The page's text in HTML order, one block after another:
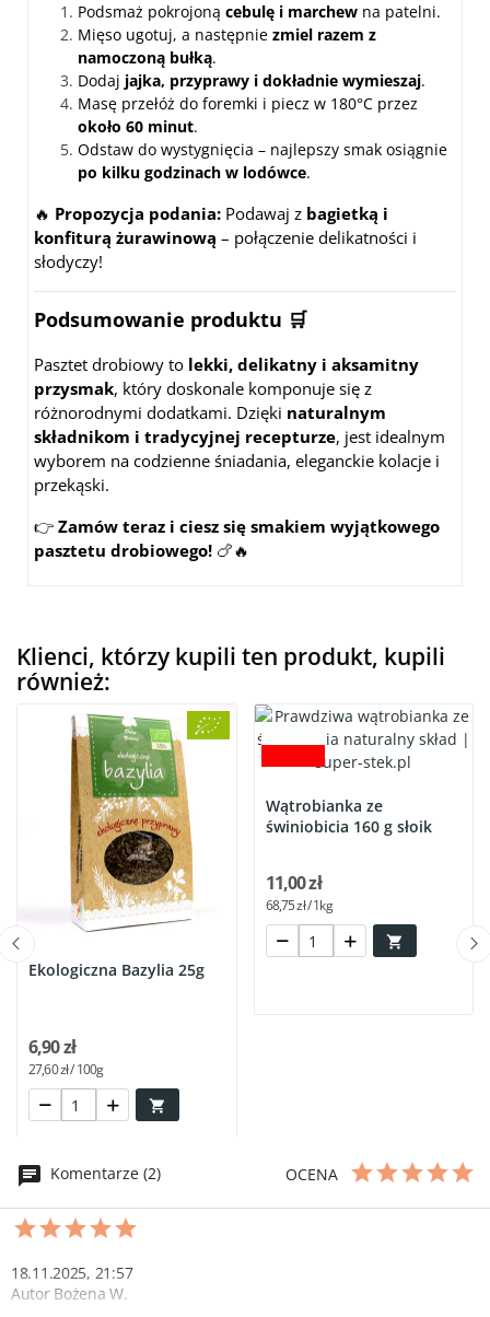
Podsmaż pokrojoną cebulę i marchew na patelni.
Mięso ugotuj, a następnie zmiel razem z
namoczoną bułką.
Dodaj jajka, przyprawy i dokładnie wymieszaj.
Masę przełóż do foremki i piecz w 180°C przez
około 60 minut.
Odstaw do wystygnięcia – najlepszy smak osiągnie
po kilku godzinach w lodówce.
🔥 Propozycja podania: Podawaj z bagietką i
konfiturą żurawinową – połączenie delikatności i
słodyczy!
Podsumowanie produktu 🛒
Pasztet drobiowy to lekki, delikatny i aksamitny
przysmak, który doskonale komponuje się z
różnorodnymi dodatkami. Dzięki naturalnym
składnikom i tradycyjnej recepturze, jest idealnym
wyborem na codzienne śniadania, eleganckie kolacje i
przekąski.
👉 Zamów teraz i ciesz się smakiem wyjątkowego
pasztetu drobiowego! 🍗🔥
Klienci, którzy kupili ten produkt, kupili
również:
Ekologiczna Bazylia 25g

6,90 zł
27,60 zł / 100g
Wątrobianka ze
świniobicia 160 g słoik

11,00 zł
68,75 zł / 1kg
Komentarze (2) OCENA
18.11.2025, 21:57
Autor Bożena W.